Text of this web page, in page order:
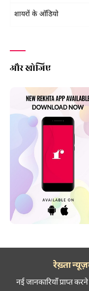
शायरों के ऑडियो
और खोजिए
रेख़्ता
नई जानकारियाँ प्राप्त